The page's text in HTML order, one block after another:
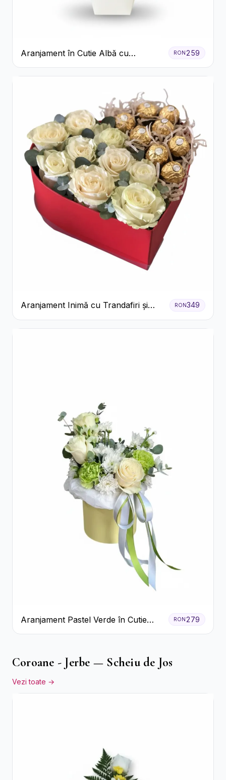
Aranjament în Cutie Albă cu
Trandafiri Roșii și Lisianthus
RON259
Aranjament Inimă cu Trandafiri și
Praline Ferrero
RON349
Aranjament Pastel Verde în Cutie
Galben Pal
RON279
Coroane - Jerbe — Scheiu de Jos
Vezi toate →